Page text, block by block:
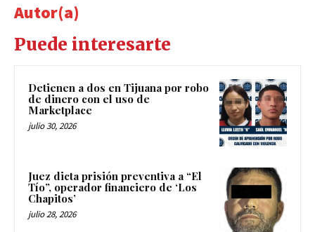
Autor(a)
Puede interesarte
Detienen a dos en Tijuana por robo
de dinero con el uso de
Marketplace
julio 30, 2026
Juez dicta prisión preventiva a “El
Tío”, operador financiero de ‘Los
Chapitos’
julio 28, 2026